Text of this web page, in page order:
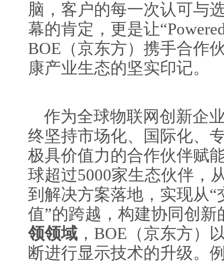
脑，客户的每一次认可与
幕的肯定，更是让
BOE（京东方）携手合作
康产业生态的坚实印记。
作为全球物联网创新企
终坚持市场化、国际化、
极具价值力的合作伙伴赋
球超过5000家生态伙伴，
到解决方案落地，实现从“
值”的跨越，构建协同创新
领领域 ，BOE（京东方）
断进行显示技术的升级。